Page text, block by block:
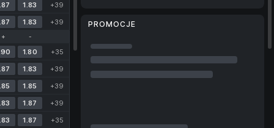
1.83
+39
1.83 +39
+ -
1.80
+35
1.83
+39
1.85
+39
1.87
+39
1.87
+35
PROMOCJE